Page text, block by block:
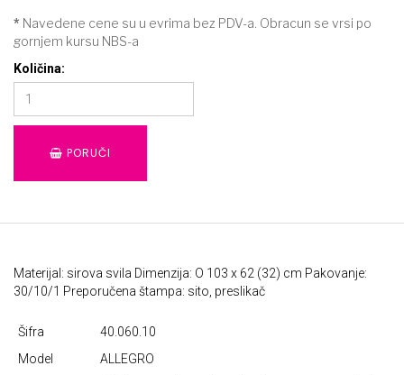
* Navedene cene su u evrima bez PDV-a. Obracun se vrsi po
gornjem kursu NBS-a
Količina:
PORUČI
Materijal: sirova svila Dimenzija: O 103 x 62 (32) cm Pakovanje:
30/10/1 Preporučena štampa: sito, preslikač
Šifra
40.060.10
Model
ALLEGRO